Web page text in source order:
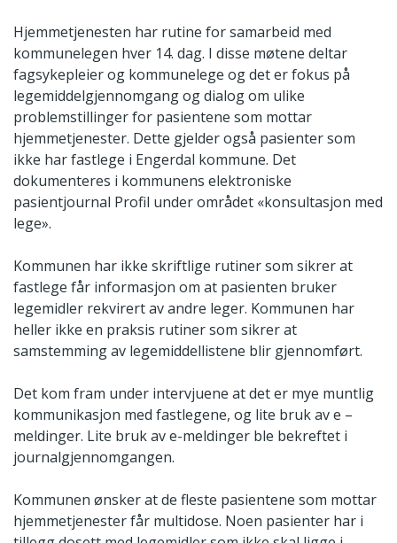
Hjemmetjenesten har rutine for samarbeid med
kommunelegen hver 14. dag. I disse møtene deltar
fagsykepleier og kommunelege og det er fokus på
legemiddelgjennomgang og dialog om ulike
problemstillinger for pasientene som mottar
hjemmetjenester. Dette gjelder også pasienter som
ikke har fastlege i Engerdal kommune. Det
dokumenteres i kommunens elektroniske
pasientjournal Profil under området «konsultasjon med
lege».
Kommunen har ikke skriftlige rutiner som sikrer at
fastlege får informasjon om at pasienten bruker
legemidler rekvirert av andre leger. Kommunen har
heller ikke en praksis rutiner som sikrer at
samstemming av legemiddellistene blir gjennomført.
Det kom fram under intervjuene at det er mye muntlig
kommunikasjon med fastlegene, og lite bruk av e –
meldinger. Lite bruk av e-meldinger ble bekreftet i
journalgjennomgangen.
Kommunen ønsker at de fleste pasientene som mottar
hjemmetjenester får multidose. Noen pasienter har i